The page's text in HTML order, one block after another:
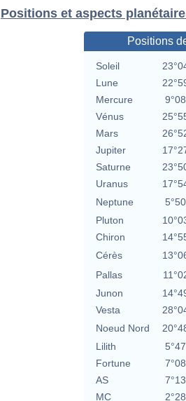
Positions et aspects
Positions
Soleil
Lune
Mercure
Vénus
Mars
Jupiter
Saturne
Uranus
Neptune
Pluton
Chiron
Cérès
Pallas
Junon
Vesta
Noeud Nord
Lilith
Fortune
AS
MC